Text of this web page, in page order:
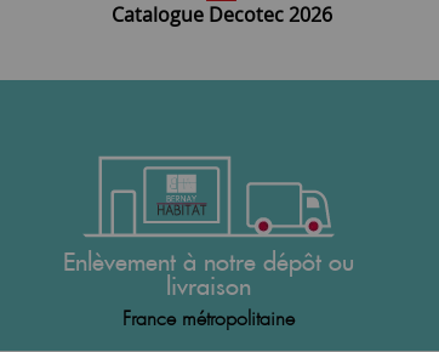
Catalogue Decotec 2026
Enlèvement à notre dépôt ou
livraison
France métropolitaine